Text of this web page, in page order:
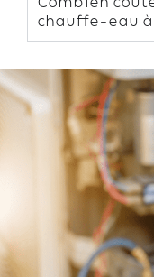
chauffe-eau à